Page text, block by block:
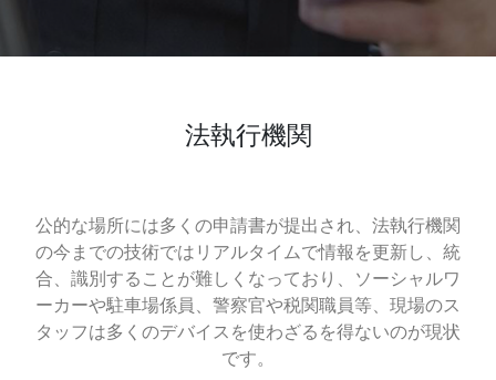
法執行機関
公的な場所には多くの申請書が提出され、法執行機関
の今までの技術ではリアルタイムで情報を更新し、統
合、識別することが難しくなっており、ソーシャルワ
ーカーや駐車場係員、警察官や税関職員等、現場のス
タッフは多くのデバイスを使わざるを得ないのが現状
です。